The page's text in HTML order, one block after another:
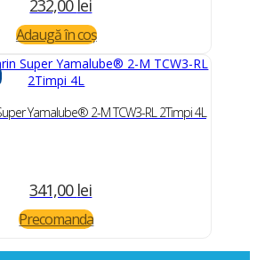
232,00 lei
Adaugă în coș
Yamalube® 2-M TCW3-RL 2Timpi 4L
341,00 lei
Precomanda